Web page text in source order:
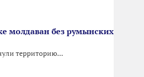
молдаван без румынских
территорию...